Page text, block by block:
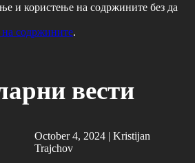
и користење на содржините без да
на содржините.
вести
October 4, 2024 |Kristijan
Trajchov